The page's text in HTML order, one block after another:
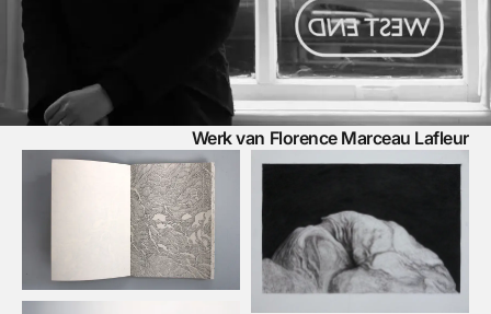
Werk van Florence Marceau Lafleur